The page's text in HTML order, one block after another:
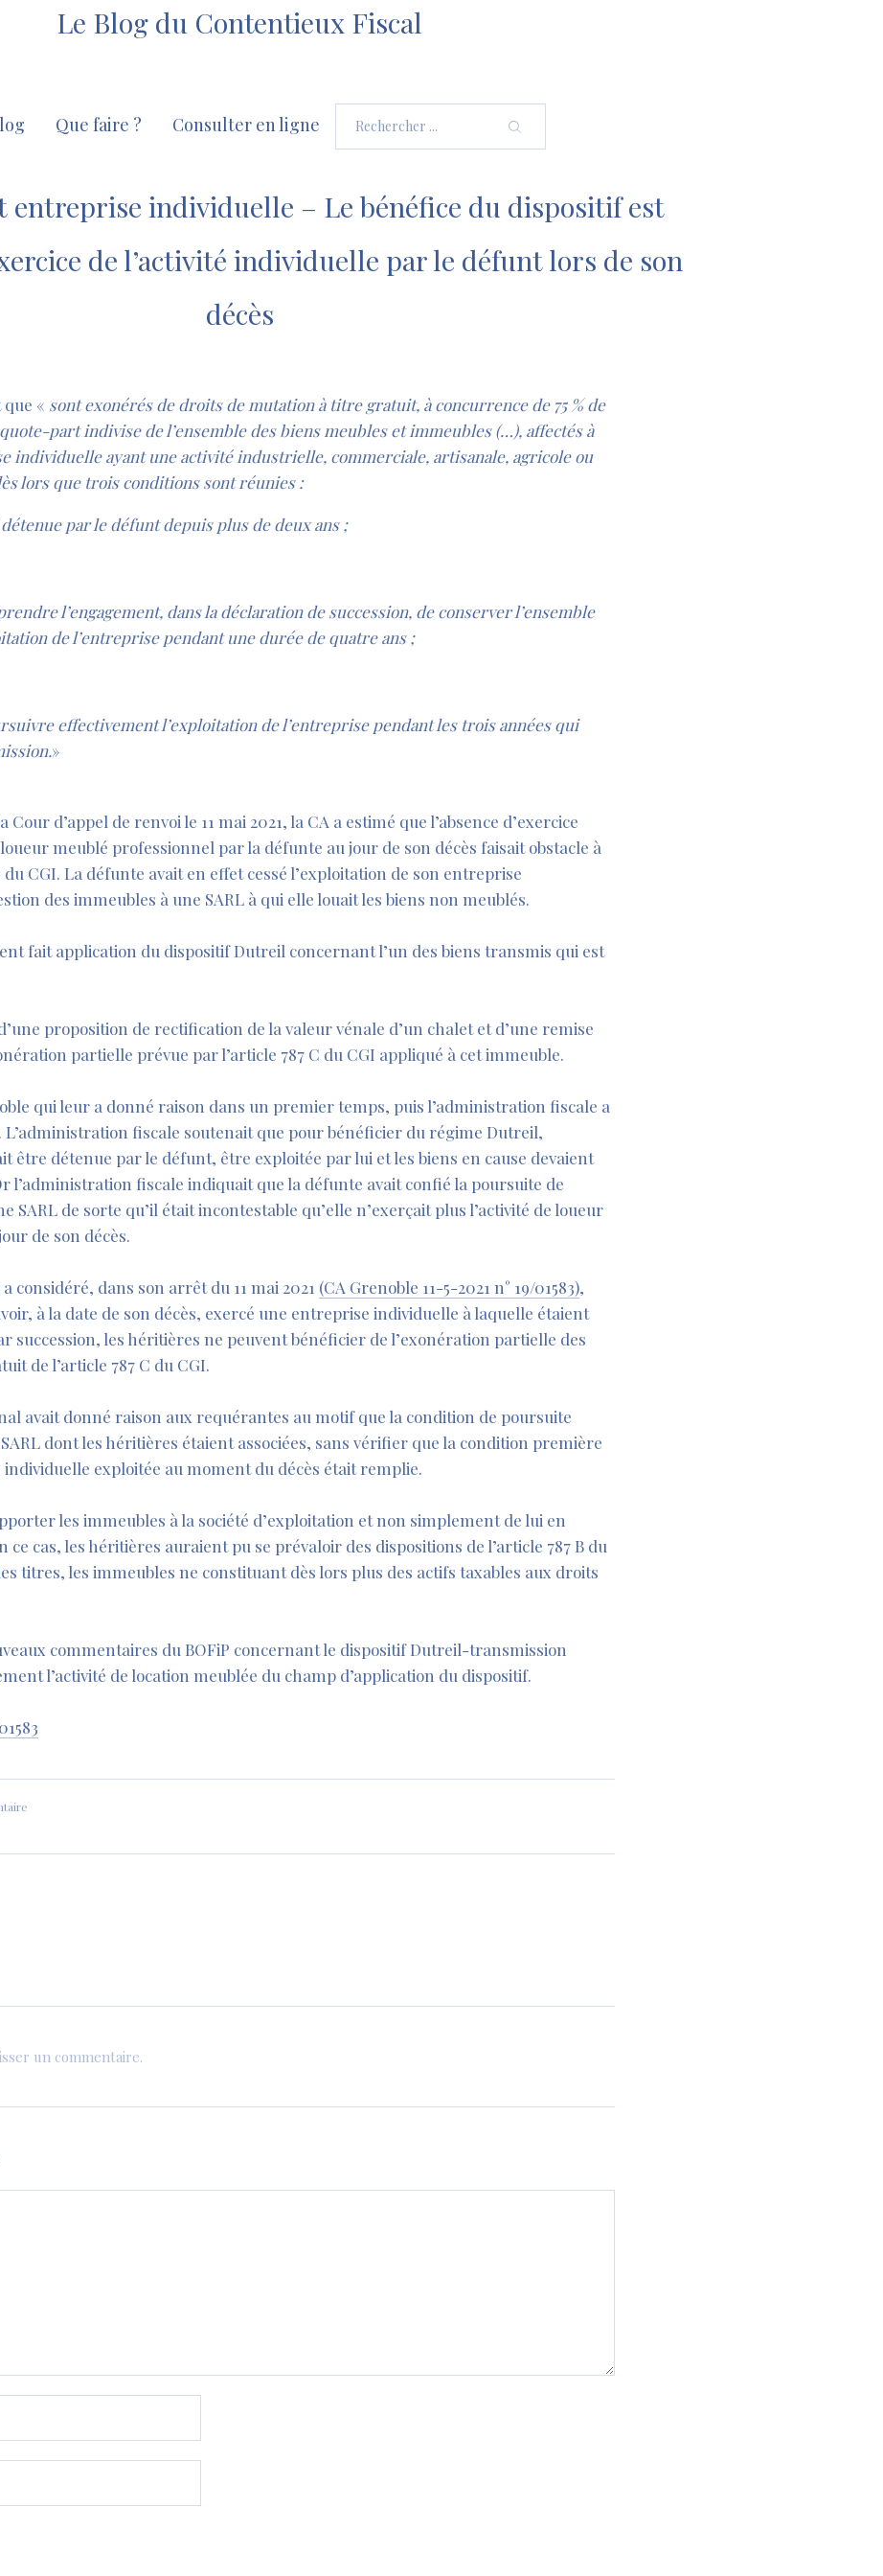
Le Blog du Contentieux Fiscal
Que faire ? Consulter en ligne
entreprise individuelle – Le bénéfice du dispositif est
de l’activité individuelle par le défunt lors de son
décès
que « sont exonérés de droits de mutation à titre gratuit, à concurrence de 75 % de
part indivise de l’ensemble des biens meubles et immeubles (…), affectés à
individuelle ayant une activité industrielle, commerciale, artisanale, agricole ou
lors que trois conditions sont réunies :
par le défunt depuis plus de deux ans ;
l’engagement, dans la déclaration de succession, de conserver l’ensemble
de l’entreprise pendant une durée de quatre ans ;
effectivement l’exploitation de l’entreprise pendant les trois années qui
»
d’appel de renvoi le 11 mai 2021, la CA a estimé que l’absence d’exercice
meublé professionnel par la défunte au jour de son décès faisait obstacle à
du CGI. La défunte avait en effet cessé l’exploitation de son entreprise
des immeubles à une SARL à qui elle louait les biens non meublés.
fait application du dispositif Dutreil concernant l’un des biens transmis qui est
proposition de rectification de la valeur vénale d’un chalet et d’une remise
partielle prévue par l’article 787 C du CGI appliqué à cet immeuble.
qui leur a donné raison dans un premier temps, puis l’administration fiscale a
L’administration fiscale soutenait que pour bénéficier du régime Dutreil,
être détenue par le défunt, être exploitée par lui et les biens en cause devaient
l’administration fiscale indiquait que la défunte avait confié la poursuite de
SARL de sorte qu’il était incontestable qu’elle n’exerçait plus l’activité de loueur
de son décès.
considéré, dans son arrêt du 11 mai 2021 (CA Grenoble 11-5-2021 n° 19/01583),
à la date de son décès, exercé une entreprise individuelle à laquelle étaient
succession, les héritières ne peuvent bénéficier de l’exonération partielle des
de l’article 787 C du CGI.
avait donné raison aux requérantes au motif que la condition de poursuite
dont les héritières étaient associées, sans vérifier que la condition première
individuelle exploitée au moment du décès était remplie.
les immeubles à la société d’exploitation et non simplement de lui en
cas, les héritières auraient pu se prévaloir des dispositions de l’article 787 B du
titres, les immeubles ne constituant dès lors plus des actifs taxables aux droits
commentaires du BOFiP concernant le dispositif Dutreil-transmission
l’activité de location meublée du champ d’application du dispositif.
un commentaire.